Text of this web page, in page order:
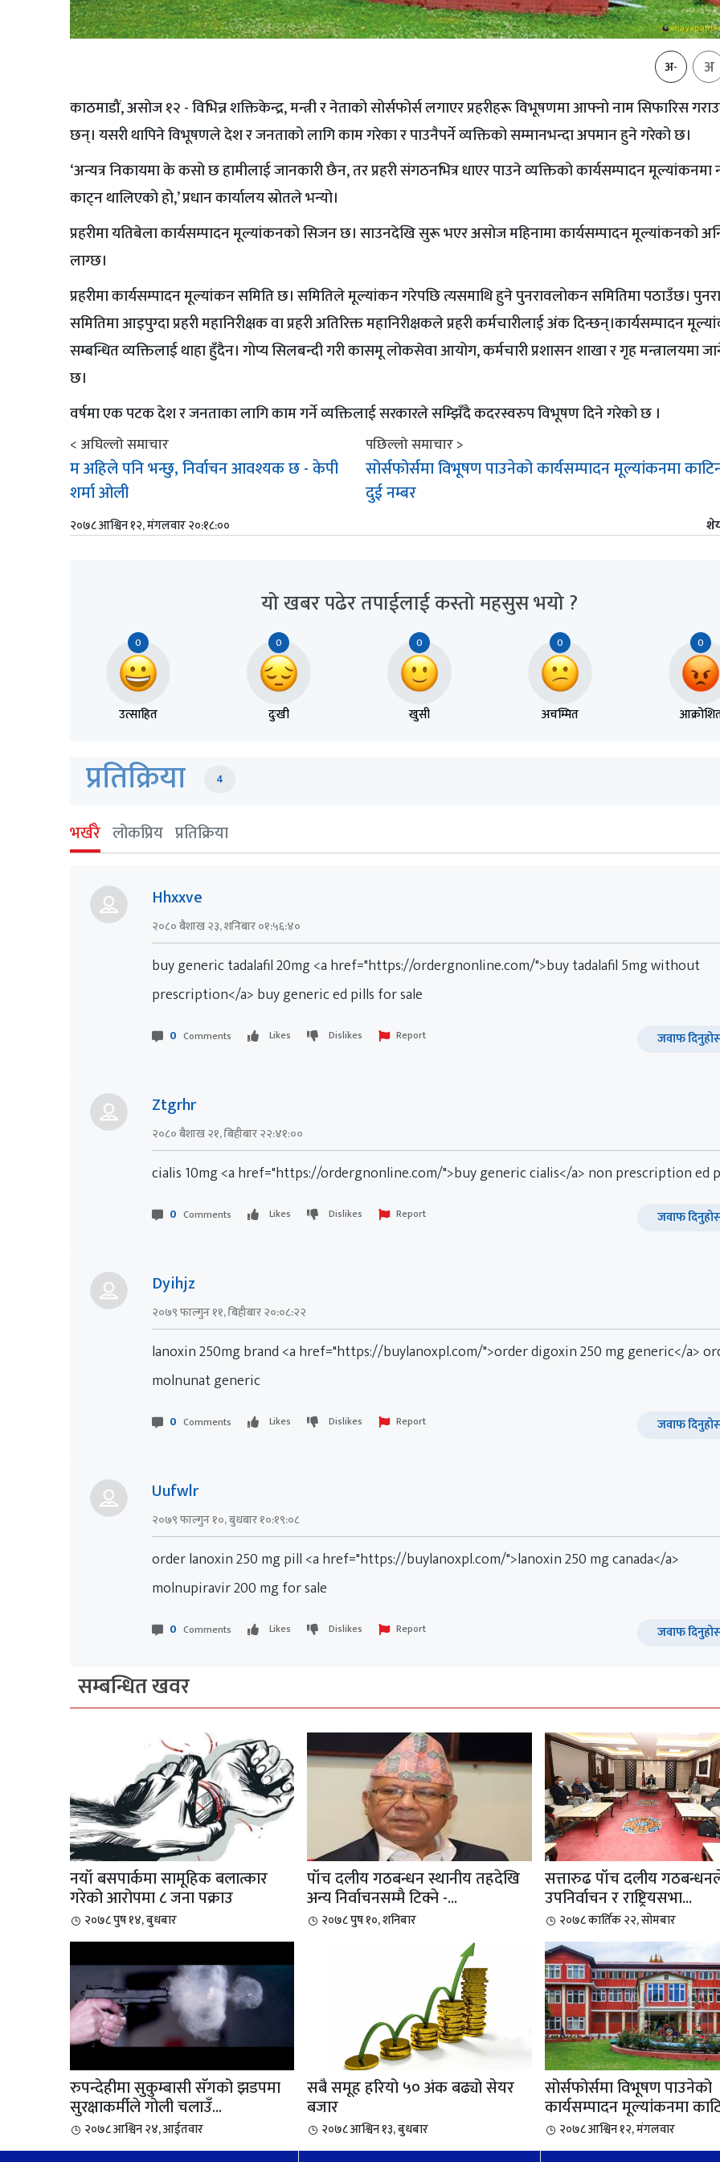
अ- अ
काठमाडौं, असोज १२ - विभिन्न शक्तिकेन्द्र, मन्त्री र नेताको सोर्सफोर्स लगाएर प्रहरीहरू विभूषणमा आफ्नो नाम सिफारिस
छन्। यसरी थापिने विभूषणले देश र जनताको लागि काम गरेका र पाउनैपर्ने व्यक्तिको सम्मानभन्दा अपमान हुने गरेको छ।
‘अन्यत्र निकायमा के कसो छ हामीलाई जानकारी छैन, तर प्रहरी संगठनभित्र धाएर पाउने व्यक्तिको कार्यसम्पादन मूल्यांकनमा
काट्न थालिएको हो,’ प्रधान कार्यालय स्रोतले भन्यो।
प्रहरीमा यतिबेला कार्यसम्पादन मूल्यांकनको सिजन छ। साउनदेखि सुरू भएर असोज महिनामा कार्यसम्पादन मूल्यांकनको
लाग्छ।
प्रहरीमा कार्यसम्पादन मूल्यांकन समिति छ। समितिले मूल्यांकन गरेपछि त्यसमाथि हुने पुनरावलोकन समितिमा पठाउँछ।
समितिमा आइपुग्दा प्रहरी महानिरीक्षक वा प्रहरी अतिरिक्त महानिरीक्षकले प्रहरी कर्मचारीलाई अंक दिन्छन्।कार्यसम्पादन
सम्बन्धित व्यक्तिलाई थाहा हुँदैन। गोप्य सिलबन्दी गरी कासमू लोकसेवा आयोग, कर्मचारी प्रशासन शाखा र गृह मन्त्रालयमा
छ।
वर्षमा एक पटक देश र जनताका लागि काम गर्ने व्यक्तिलाई सरकारले सम्झिँदै कदरस्वरुप विभूषण दिने गरेको छ ।
< अघिल्लो समाचार
म अहिले पनि भन्छु, निर्वाचन आवश्यक छ - केपी
शर्मा ओली
पछिल्लो समाचार >
सोर्सफोर्समा विभूषण पाउनेको कार्यसम्पादन मूल्यांकनमा
दुई नम्बर
२०७८ आश्विन १२, मंगलवार २०:१८:००
यो खबर पढेर तपाईलाई कस्तो महसुस भयो ?
0
उत्साहित
0
दुःखी
0
खुसी
0
अचम्मित
0
प्रतिक्रिया 4
भर्खरै लोकप्रिय प्रतिक्रिया
Hhxxve
२०८० बैशाख २३, शनिबार ०१:५६:४०
buy generic tadalafil 20mg <a href="https://ordergnonline.com/">buy tadalafil 5mg without
prescription</a> buy generic ed pills for sale
0 Comments Likes Dislikes Report जवाफ
Ztgrhr
२०८० बैशाख २१, बिहीबार २२:४१:००
cialis 10mg <a href="https://ordergnonline.com/">buy generic cialis</a> non prescription ed
0 Comments Likes Dislikes Report जवाफ
Dyihjz
२०७९ फाल्गुन ११, बिहीबार २०:०८:२२
lanoxin 250mg brand <a href="https://buylanoxpl.com/">order digoxin 250 mg generic</a>
molnunat generic
0 Comments Likes Dislikes Report जवाफ
Uufwlr
२०७९ फाल्गुन १०, बुधबार १०:१९:०८
order lanoxin 250 mg pill <a href="https://buylanoxpl.com/">lanoxin 250 mg canada</a>
molnupiravir 200 mg for sale
0 Comments Likes Dislikes Report जवाफ
सम्बन्धित खवर
नयाँ बसपार्कमा सामूहिक बलात्कार
गरेको आरोपमा ८ जना पक्राउ
२०७८ पुष १४, बुधबार
पाँच दलीय गठबन्धन स्थानीय तहदेखि
अन्य निर्वाचनसम्मै टिक्ने -...
२०७८ पुष १०, शनिबार
सत्तारुढ पाँच दलीय
उपनिर्वाचन र राष्ट्रियसभा...
२०७८ कार्तिक २२, सोमबार
रुपन्देहीमा सुकुम्बासी सँगको झडपमा
सुरक्षाकर्मीले गोली चलाउँ...
२०७८ आश्विन २४, आईतवार
सबै समूह हरियो ५० अंक बढ्यो सेयर
बजार
२०७८ आश्विन १३, बुधबार
सोर्सफोर्समा विभूषण पाउनेको
कार्यसम्पादन मूल्यांकनमा
२०७८ आश्विन १२, मंगलवार